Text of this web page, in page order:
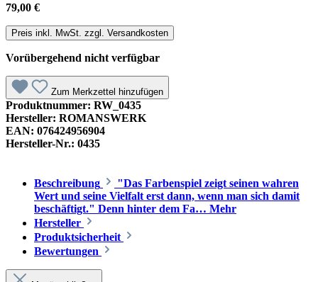
79,00 €
Preis inkl. MwSt. zzgl. Versandkosten
Vorübergehend nicht verfügbar
Zum Merkzettel hinzufügen
Produktnummer: RW_0435
Hersteller: ROMANSWERK
EAN: 076424956904
Hersteller-Nr.: 0435
Beschreibung
"Das Farbenspiel zeigt seinen wahren
Wert und seine Vielfalt erst dann, wenn man sich damit
beschäftigt." Denn hinter dem Fa… Mehr
Hersteller
Produktsicherheit
Bewertungen